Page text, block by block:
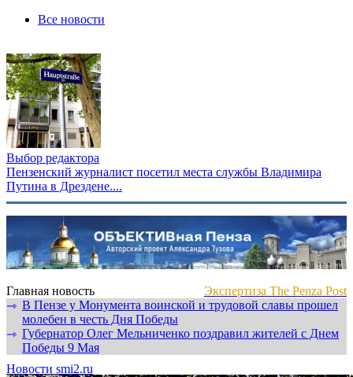
Все новости
Выбор редактора
Пензенский журналист посетил места службы Владимира
Путина в Дрездене....
Главная новость
Экспертиза The Penza Post
⇾ В Пензе у Монумента воинской и трудовой славы прошел
молебен в честь Дня Победы
⇾ Губернатор Олег Мельниченко поздравил жителей с Днем
Победы 9 Мая
Новости smi2.ru